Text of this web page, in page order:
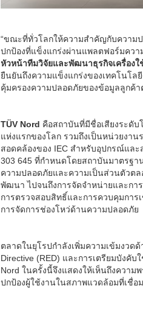
“ขณะที่ทั่วโลกให้ความสำคัญกับความ
ปกป้องที่แข็งแกร่งผ่านแพลตฟอร์มควา
หัวหน้าทีมวิจัยและพัฒนาธุรกิจเครื่อง
ยืนยันถึงความแข็งแกร่งของเทคโนโ
คุ้มครองความปลอดภัยของข้อมูลลูกค้า
TÜV Nord คือสถาบันที่มีชื่อเสียงระดับ
แห่งแรกของโลก รวมถึงเป็นหน่วยงาน
สอดคล้องของ IEC สำหรับอุปกรณ์และ
303 645 ที่กำหนดโดยสถาบันมาตรฐ
ความปลอดภัยและความเป็นส่วนตัวต
พัฒนา ไปจนถึงการจัดจำหน่ายและก
การตรวจสอบสิทธิ์และการควบคุมกา
การจัดการช่องโหว่ด้านความปลอดภัย
ตลาดในยุโรปกำลังเพิ่มความเข้มงวด
Directive (RED) และการเตรียมบังคับ
Nord ในครั้งนี้จึงแสดงให้เห็นถึงควา
ปกป้องผู้ใช้งานในสภาพแวดล้อมที่เชื่อ